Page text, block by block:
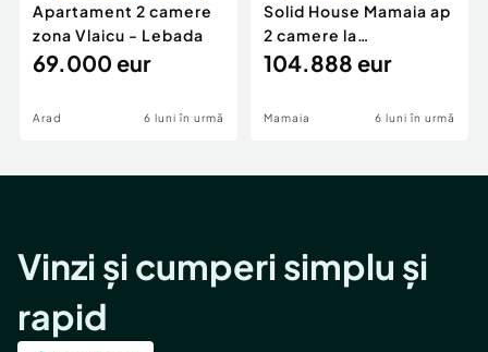
Apartament 2 camere
zona Vlaicu - Lebada
69.000 eur
Arad 6 luni în urmă
Solid House Mamaia ap
2 camere la
cheie,langa Mega
104.888 eur
Mamaia 6 luni în urmă
Vinzi și cumperi simplu și
rapid